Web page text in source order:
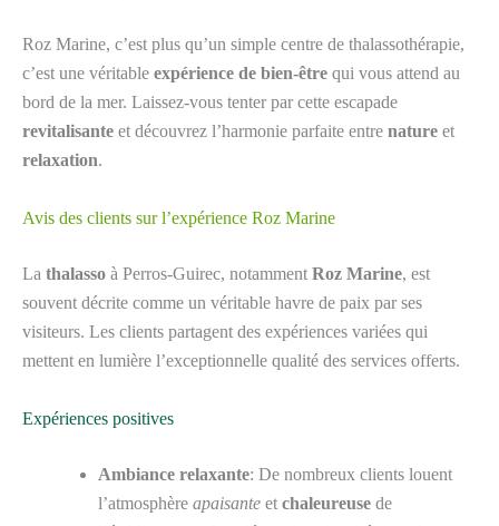
Roz Marine, c’est plus qu’un simple centre de thalassothérapie,
c’est une véritable expérience de bien-être qui vous attend au
bord de la mer. Laissez-vous tenter par cette escapade
revitalisante et découvrez l’harmonie parfaite entre nature et
relaxation.
Avis des clients sur l’expérience Roz Marine
La thalasso à Perros-Guirec, notamment Roz Marine, est
souvent décrite comme un véritable havre de paix par ses
visiteurs. Les clients partagent des expériences variées qui
mettent en lumière l’exceptionnelle qualité des services offerts.
Expériences positives
Ambiance relaxante: De nombreux clients louent
l’atmosphère apaisante et chaleureuse de